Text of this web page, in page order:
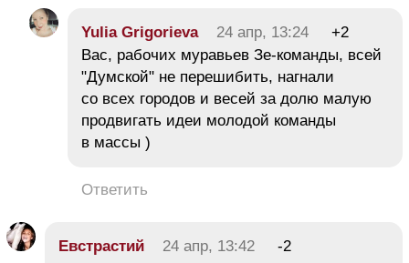
Yulia Grigorieva 24 апр, 13:24
+2
Вас, рабочих муравьев Зе-команды, всей
"Думской" не перешибить, нагнали
со всех городов и весей за долю малую
продвигать идеи молодой команды
в массы )
Ответить
Евстрастий 24 апр, 13:42
-2